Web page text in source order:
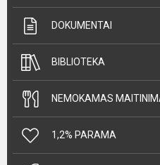
DOKUMENTAI
BIBLIOTEKA
NEMOKAMAS
1,2% PARAMA